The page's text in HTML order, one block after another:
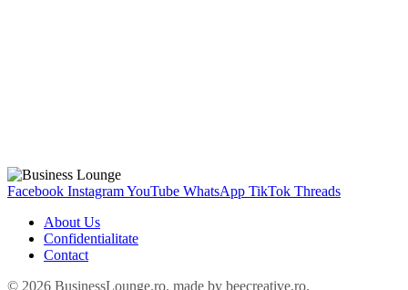
Facebook InstagramYouTube WhatsApp TikTok Threads
About Us
Confidentialitate
Contact
© 2026 BusinessLounge.ro. made by beecreative.ro.